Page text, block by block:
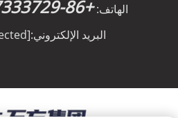
الهاتف:+86-15387333729
البريد الإلكتروني:[email protected]